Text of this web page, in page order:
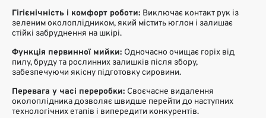
Гігієнічність і комфорт роботи: Виключає контакт рук із
зеленим околоплідником, який містить юглон і залишає
стійкі забруднення на шкірі.
Функція первинної мийки: Одночасно очищає горіх від
пилу, бруду та рослинних залишків після збору,
забезпечуючи якісну підготовку сировини.
Перевага у часі переробки: Своєчасне видалення
околоплідника дозволяє швидше перейти до наступних
технологічних етапів і випередити конкурентів.